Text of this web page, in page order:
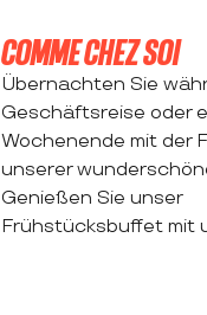
COMME CHEZ SOI
Übernachten Sie
Geschäftsreise oder
Wochenende mit der
unserer
Genießen Sie unser
Frühstücksbuffet mit